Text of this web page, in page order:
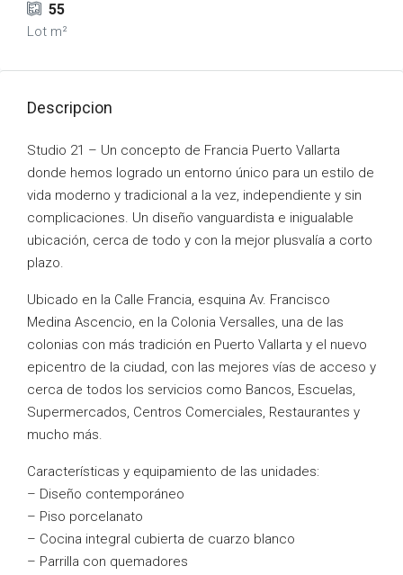
55
Lot m²
Descripcion
Studio 21 – Un concepto de Francia Puerto Vallarta
donde hemos logrado un entorno único para un estilo de
vida moderno y tradicional a la vez, independiente y sin
complicaciones. Un diseño vanguardista e inigualable
ubicación, cerca de todo y con la mejor plusvalía a corto
plazo.
Ubicado en la Calle Francia, esquina Av. Francisco
Medina Ascencio, en la Colonia Versalles, una de las
colonias con más tradición en Puerto Vallarta y el nuevo
epicentro de la ciudad, con las mejores vías de acceso y
cerca de todos los servicios como Bancos, Escuelas,
Supermercados, Centros Comerciales, Restaurantes y
mucho más.
Características y equipamiento de las unidades:
– Diseño contemporáneo
– Piso porcelanato
– Cocina integral cubierta de cuarzo blanco
– Parrilla con quemadores